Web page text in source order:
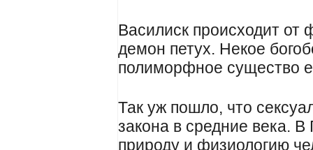
Василиск происходит
демон петух. Некое
полиморфное существо
Так уж пошло, что
закона в средние века.
природу и физиологию